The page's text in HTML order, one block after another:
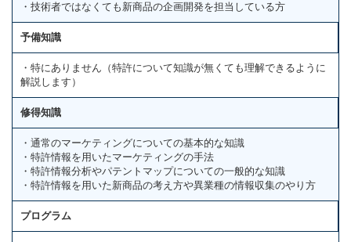
・技術者ではなくても新商品の企画開発を担当している方
予備知識
・特にありません（特許について知識が無くても理解できるように
解説します）
修得知識
・通常のマーケティングについての基本的な知識
・特許情報を用いたマーケティングの手法
・特許情報分析やパテントマップについての一般的な知識
・特許情報を用いた新商品の考え方や異業種の情報収集のやり方
プログラム